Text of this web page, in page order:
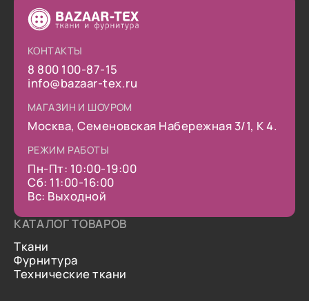
КОНТАКТЫ
8 800 100-87-15
info@bazaar-tex.ru
МАГАЗИН И ШОУРОМ
Москва, Семеновская Набережная 3/1, К 4.
РЕЖИМ РАБОТЫ
Пн-Пт: 10:00-19:00
Сб: 11:00-16:00
Вс: Выходной
КАТАЛОГ ТОВАРОВ
Ткани
Фурнитура
Технические ткани